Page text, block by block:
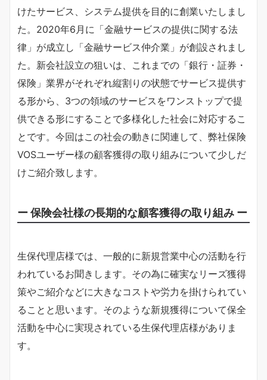
けたサービス、システム提供を目的に創業いたしまし
た。2020年6月に「金融サービスの提供に関する法
律」が成立し「金融サービス仲介業」が創設されまし
た。新会社設立の狙いは、これまでの「銀行・証券・
保険」業界がそれぞれ縦割りの状態でサービス提供す
る形から、3つの領域のサービスをワンストップで提
供できる形にすることで多様化した社会に対応するこ
とです。今回はこの社会の動きに関連して、弊社保険
VOSユーザー様の顧客獲得の取り組みについて少しだ
けご紹介致します。
ー 保険会社様の長期的な顧客獲得の取り組み ー
生保代理店様では、一般的に新規営業中心の活動を行
われているお聞きします。その為に確実なリーズ獲得
策やご紹介などに大きなコストや労力を掛けられてい
ることと思います。そのような新規獲得について保全
活動を中心に実現されている生保代理店様がありま
す。